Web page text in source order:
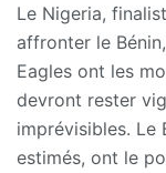
Le Nigeria,
affronter le
Eagles ont les
devront rester
imprévisibles. Le
estimés, ont le